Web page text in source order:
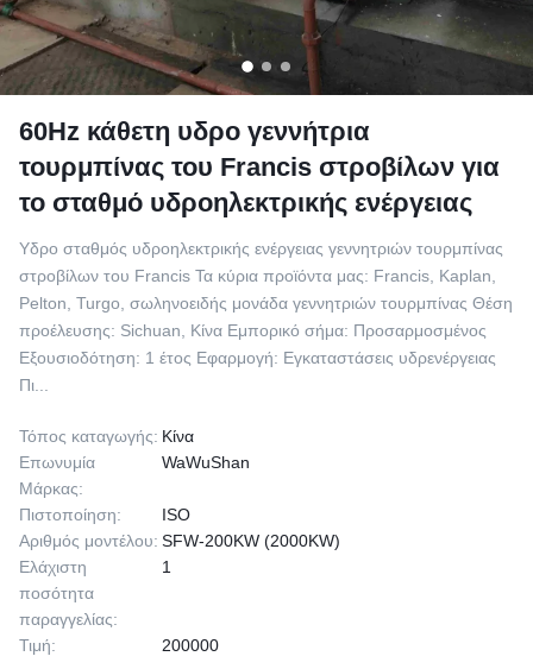
60Hz κάθετη υδρο γεννήτρια
τουρμπίνας του Francis στροβίλων για
το σταθμό υδροηλεκτρικής ενέργειας
Υδρο σταθμός υδροηλεκτρικής ενέργειας γεννητριών τουρμπίνας
στροβίλων του Francis Τα κύρια προϊόντα μας: Francis, Kaplan,
Pelton, Turgo, σωληνοειδής μονάδα γεννητριών τουρμπίνας Θέση
προέλευσης: Sichuan, Κίνα Εμπορικό σήμα: Προσαρμοσμένος
Εξουσιοδότηση: 1 έτος Εφαρμογή: Εγκαταστάσεις υδρενέργειας
Πι...
Τόπος καταγωγής: Κίνα
Επωνυμία
Μάρκας:
WaWuShan
Πιστοποίηση:
ISO
Αριθμός μοντέλου: SFW-200KW (2000KW)
Ελάχιστη
ποσότητα
παραγγελίας:
1
Τιμή: 200000